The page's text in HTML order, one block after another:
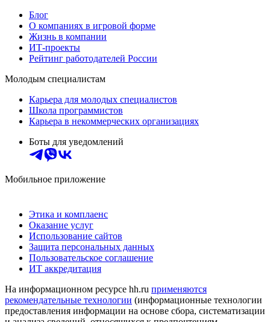
Блог
О компаниях в игровой форме
Жизнь в компании
ИТ-проекты
Рейтинг работодателей России
Молодым специалистам
Карьера для молодых специалистов
Школа программистов
Карьера в некоммерческих организациях
Боты для уведомлений
Мобильное приложение
Этика и комплаенс
Оказание услуг
Использование сайтов
Защита персональных данных
Пользовательское соглашение
ИТ аккредитация
На информационном ресурсе hh.ru применяются
рекомендательные технологии (информационные технологии
предоставления информации на основе сбора, систематизации